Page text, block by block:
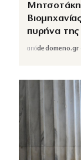
πυρήνα της
απόdedomeno.gr